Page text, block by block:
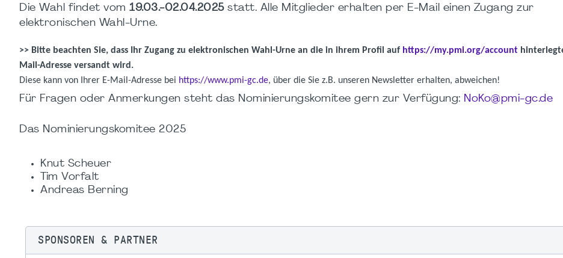
Die Wahl findet vom 19.03.-02.04.2025statt. Alle Mitglieder erhalten per E-Mail einen Zugang zur
elektronischen Wahl-Urne.
>> Bitte beachten Sie, dass Ihr Zugang zu elektronischen Wahl-Urne an die in ihrem Profil auf https://my.pmi.org/account
Mail-Adresse versandt wird.
Diese kann von Ihrer E-Mail-Adresse bei https://www.pmi-gc.de, über die Sie z.B. unseren Newsletter erhalten, abweichen!
Für Fragen oder Anmerkungen steht das Nominierungskomitee gern zur Verfügung: NoKo@pmi-gc.de
Das Nominierungskomitee 2025
Knut Scheuer
Tim Vorfalt
Andreas Berning
SPONSOREN & PARTNER